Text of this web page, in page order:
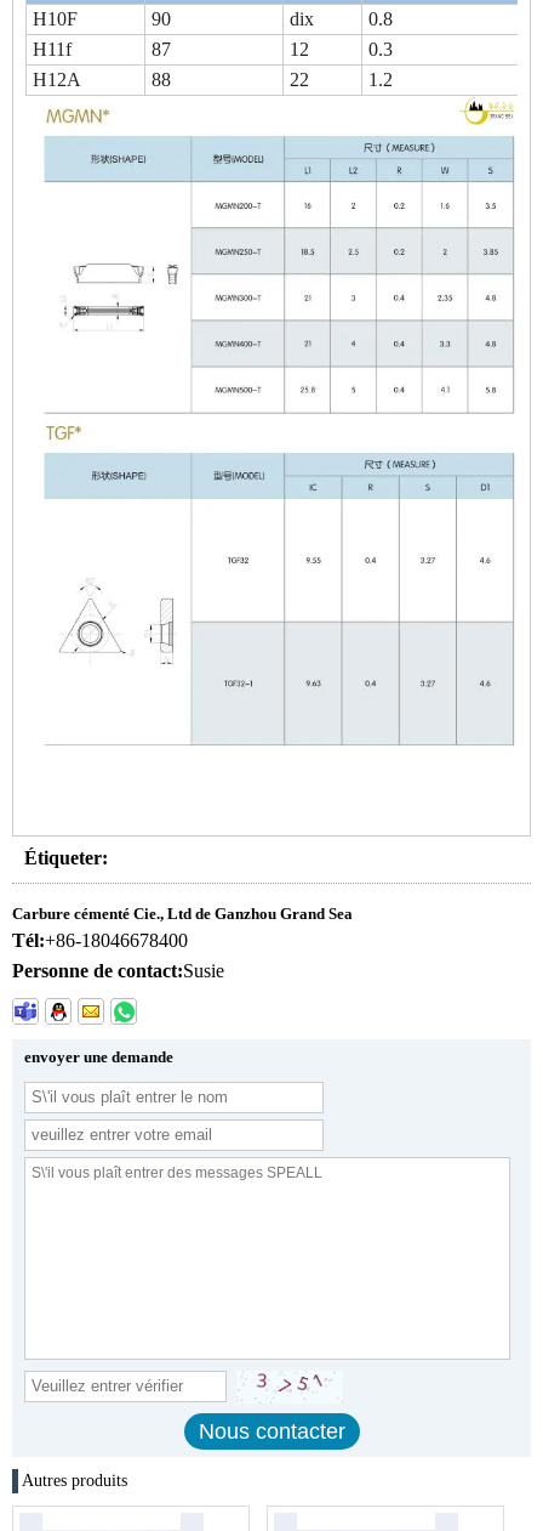
H10F
90 dix
0.8
H11f
87 12
0.3
H12A
88 22 1.2
Étiqueter:
Carbure cémenté Cie., Ltd de Ganzhou Grand Sea
Tél:+86-18046678400
Personne de contact:Susie
envoyer une demande
Autres produits